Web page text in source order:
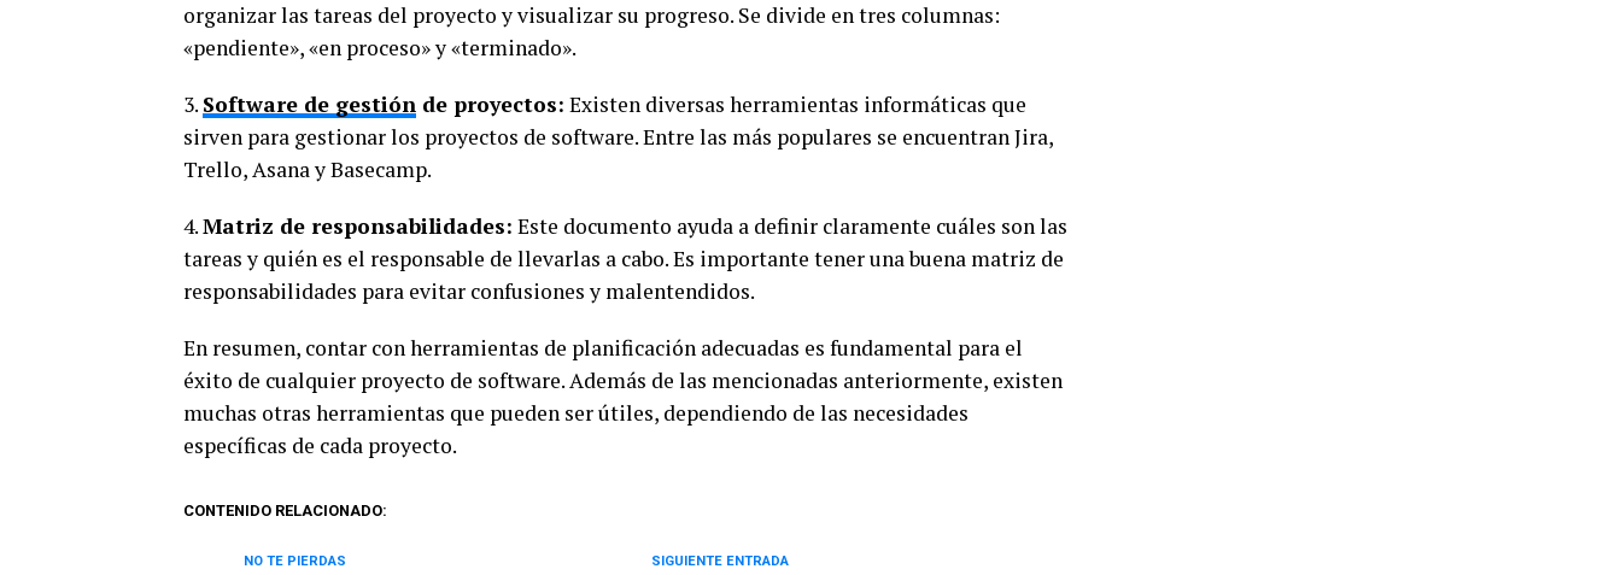
organizar las tareas del proyecto y visualizar su progreso. Se divide en tres columnas:
«pendiente», «en proceso» y «terminado».
3. Software de gestión de proyectos: Existen diversas herramientas informáticas que
sirven para gestionar los proyectos de software. Entre las más populares se encuentran Jira,
Trello, Asana y Basecamp.
4.Matriz de responsabilidades: Este documento ayuda a definir claramente cuáles son las
tareas y quién es el responsable de llevarlas a cabo. Es importante tener una buena matriz de
responsabilidades para evitar confusiones y malentendidos.
En resumen, contar con herramientas de planificación adecuadas es fundamental para el
éxito de cualquier proyecto de software. Además de las mencionadas anteriormente, existen
muchas otras herramientas que pueden ser útiles, dependiendo de las necesidades
específicas de cada proyecto.
CONTENIDO RELACIONADO:
SIGUIENTE ENTRADA
NO TE PIERDAS